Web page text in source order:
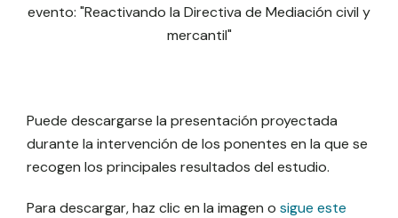
evento: "Reactivando la Directiva de Mediación civil y
mercantil"
Puede descargarse la presentación proyectada
durante la intervención de los ponentes en la que se
recogen los principales resultados del estudio.
Para descargar, haz clic en la imagen o sigue este